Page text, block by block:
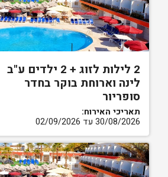
2 לילות לזוג + 2 ילדים ע"ב
לינה וארוחת בוקר בחדר
סופריור
תאריכי האירוח:
30/08/2026 עד 02/09/2026